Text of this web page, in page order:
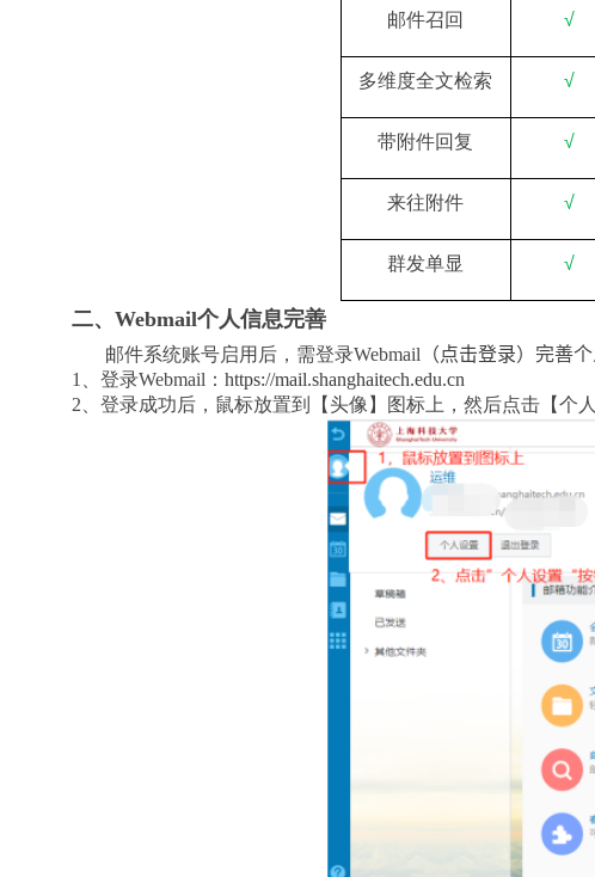
邮件召回 √
多维度全文检索 √
带附件回复 √
来往附件 √
群发单显 √
二、Webmail个人信息完善
邮件系统账号启用后，需登录Webmail （点击登录）完善
1
、登录Webmail ： https://mail.shanghaitech.edu.cn
2 、登录成功后，鼠标放置到【头像】图标上，然后点击【